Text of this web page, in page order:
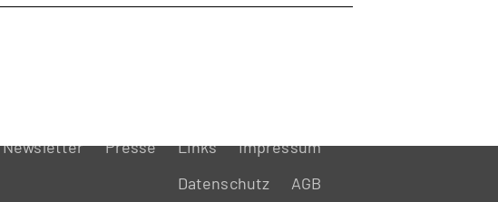
Newsletter Presse Links
Impressum
Datenschutz
AGB